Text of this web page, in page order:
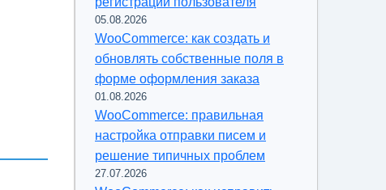
05.08.2026
WooCommerce: как создать и
обновлять собственные поля в
форме оформления заказа
01.08.2026
WooCommerce: правильная
настройка отправки писем и
решение типичных проблем
27.07.2026